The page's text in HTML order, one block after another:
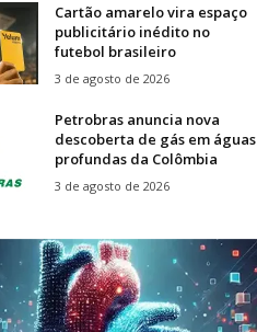
Cartão amarelo vira espaço
publicitário inédito no
futebol brasileiro
3 de agosto de 2026
Petrobras anuncia nova
descoberta de gás em águas
profundas da Colômbia
3 de agosto de 2026